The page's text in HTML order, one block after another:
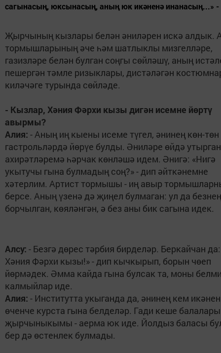
сагынасың, юксынасың, аның юк икәненә инанасың...» -
Җырчының кызлары белән әниләрен искә алдык.
тормышларының әче һәм шатлыклы мизгелләре,
газизләре белән булган соңгы сөйләшү, аның
пешергән тәмле ризыклары, дистәләгән
киләчәге турында сөйләде.
- Кызлар, Хәния Фәрхи кызы дигән исемне йөртү
авырмы?
Алия: - Аның иң кыены исеме түгел, әнинең көн-төн
гастрольләрдә йөрүе булды. Әниләре өйдә утырган
ахирәтләремә һәрчак көнләшә идем. Әнигә: «Нигә
укытучы гына булмадың соң?» - дип әйткәнемне
хәтерлим. Артист тормышы - иң авыр
берсе. Аның үзенә дә җиңел булмаган: ул да
борчылган, көяләнгән, ә без аны бик сагына идек.
Алсу: - Безгә дөрес тәрбия бирделәр. Беркайчан
Хәния Фәрхи кызы!» - дип кычкырып, борын чөеп
йөрмәдек. Әмма кайда гына булсак та, моны
калмыйлар иде.
Алия: - Институтта укыганда да, әнинең кем икәнен
өченче курста гына белделәр. Гади кеше
җырчыныкымы - аерма юк иде. Йолдыз баласы
бер дә өстенлек булмады.